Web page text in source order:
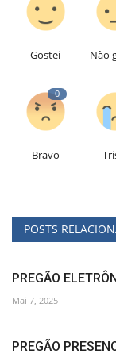
Gostei Não
0
Bravo
POSTS
PREGÃO
Mai 7, 2025
PREGÃO